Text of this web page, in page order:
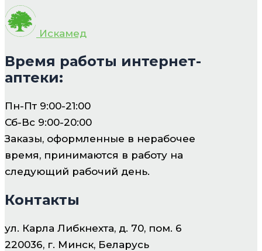
Искамед
Время работы интернет-
аптеки:
Пн-Пт 9:00-21:00
Сб-Вс 9:00-20:00
Заказы, оформленные в нерабочее
время, принимаются в работу на
следующий рабочий день.
Контакты
ул. Карла Либкнехта, д. 70, пом. 6
220036, г. Минск, Беларусь